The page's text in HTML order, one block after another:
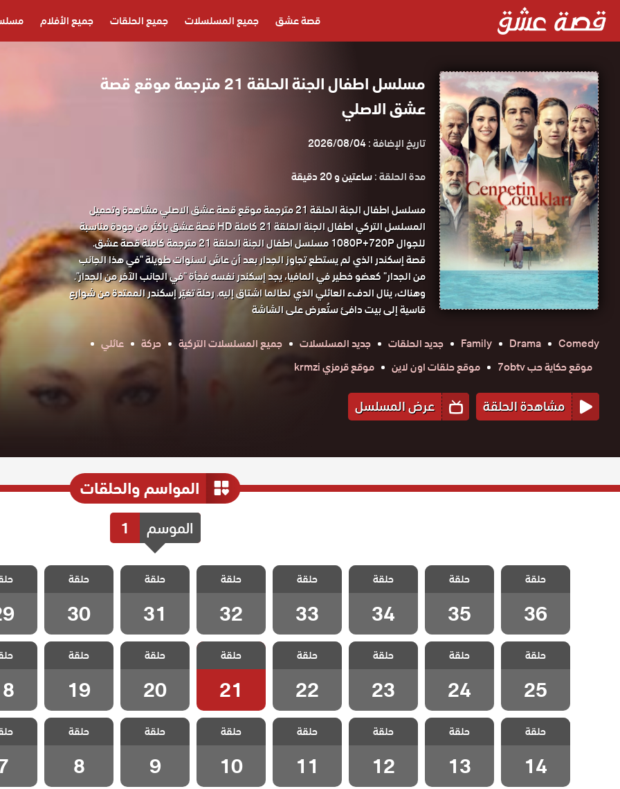
قصة عشق جميع المسلسلات جميع الحلقات جميع الأفلام
مسلسل اطفال الجنة الحلقة 21 مترجمة موقع قصة
عشق الاصلي
تاريخ الإضافة :2026/08/04
مدة الحلقة :ساعتين و 20 دقيقة
مسلسل اطفال الجنة الحلقة 21 مترجمة موقع قصة عشق الاصلي مشاهدة وتحميل
المسلسل التركي اطفال الجنة الحلقة 21 كاملة HD قصة عشق باكثر من جودة مناسبة
للجوال 1080P+720P مسلسل اطفال الجنة الحلقة 21 مترجمة كاملة قصة عشق.
قصة إسكندر الذي لم يستطع تجاوز الجدار بعد أن عاش لسنوات طويلة "في هذا الجانب
من الجدار" كعضو خطير في المافيا، يجد إسكندر نفسه فجأة "في الجانب الآخر من الجدار".
وهناك، ينال الدفء العائلي الذي لطالما اشتاق إليه. رحلة تغيّر إسكندر الممتدة من شوارع
قاسية إلى بيت دافئ ستُعرض على الشاشة
Comedy
Drama
Family جديد الحلقات جديد المسلسلات جميع المسلسلات التركية حركة
عائلي
موقع حكاية حب 7obtv
موقع حلقات اون لاين موقع قرمزي krmzi
مشاهدة الحلقة عرض المسلسل
المواسم والحلقات
الموسم 1
مسلسل اطفال
الجنة الحلقة 36
حلقة
36
مسلسل اطفال
الجنة الحلقة 35
حلقة
35
مسلسل اطفال
الجنة الحلقة 34
حلقة
34
مسلسل اطفال
الجنة الحلقة 33
حلقة
33
مسلسل اطفال
الجنة الحلقة 32
حلقة
32
مسلسل اطفال
الجنة الحلقة 31
حلقة
31
مسلسل اطفال
الجنة الحلقة 30
حلقة
30
مسلسل
الجنة
مسلسل اطفال
الجنة الحلقة 25
حلقة
25
مسلسل اطفال
الجنة الحلقة 24
حلقة
24
مسلسل اطفال
الجنة الحلقة 23
حلقة
23
مسلسل اطفال
الجنة الحلقة 22
حلقة
22
مسلسل اطفال
الجنة الحلقة 21
حلقة
21
مسلسل اطفال
الجنة الحلقة 20
حلقة
20
مسلسل اطفال
الجنة الحلقة 19
حلقة
19
مسلسل
الجنة
مسلسل اطفال
الجنة الحلقة 14
حلقة
14
مسلسل اطفال
الجنة الحلقة 13
حلقة
13
مسلسل اطفال
الجنة الحلقة 12
حلقة
12
مسلسل اطفال
الجنة الحلقة 11
حلقة
11
مسلسل اطفال
الجنة الحلقة 10
حلقة
10
مسلسل اطفال
الجنة الحلقة 9
حلقة
9
مسلسل اطفال
الجنة الحلقة 8
حلقة
8
مسلسل
الجنة